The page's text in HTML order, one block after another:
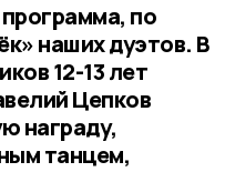
по
наших дуэтов. В
12-13 лет
Цепков
награду,
танцем,